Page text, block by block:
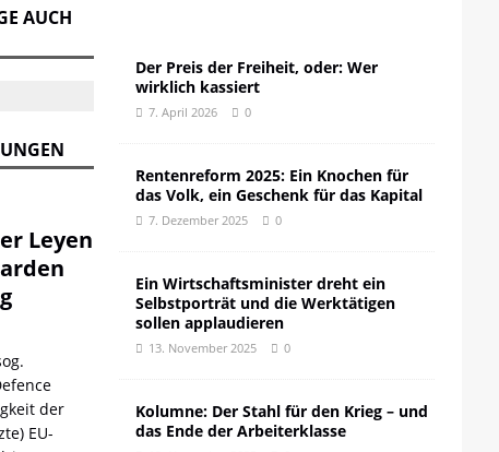
AUCH
Leyen
der
EU-
Der Preis der Freiheit, oder: Wer
wirklich kassiert
7. April 2026 0
Rentenreform 2025: Ein Knochen für
das Volk, ein Geschenk für das Kapital
7. Dezember 2025 0
Ein Wirtschaftsminister dreht ein
Selbstporträt und die Werktätigen
sollen applaudieren
13. November 2025 0
Kolumne: Der Stahl für den Krieg – und
das Ende der Arbeiterklasse